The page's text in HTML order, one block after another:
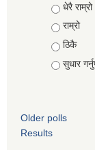
Choices
धेरै राम्रो
राम्रो
ठिकै
सुधार
Older polls
Results